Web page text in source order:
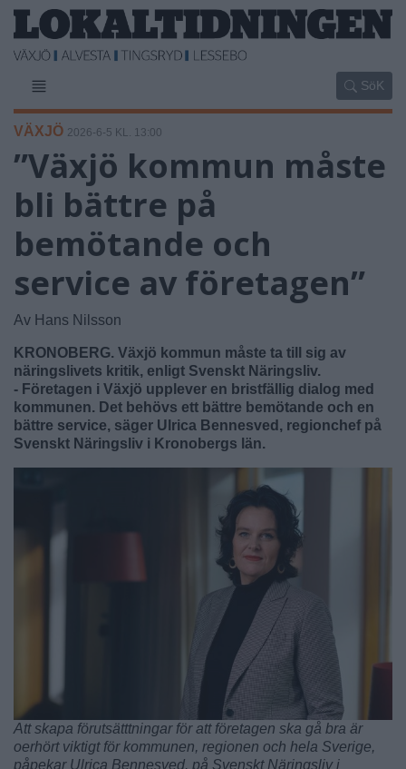
SöK
VÄXJÖ 2026-6-5 KL. 13:00
”Växjö kommun måste
bli bättre på
bemötande och
service av företagen”
Av Hans Nilsson
KRONOBERG. Växjö kommun måste ta till sig av
näringslivets kritik, enligt Svenskt Näringsliv.
- Företagen i Växjö upplever en bristfällig dialog med
kommunen. Det behövs ett bättre bemötande och en
bättre service, säger Ulrica Bennesved, regionchef på
Svenskt Näringsliv i Kronobergs län.
Att skapa förutsätttningar för att företagen ska gå bra är
oerhört viktigt för kommunen, regionen och hela Sverige,
påpekar Ulrica Bennesved. på Svenskt Näringsliv i